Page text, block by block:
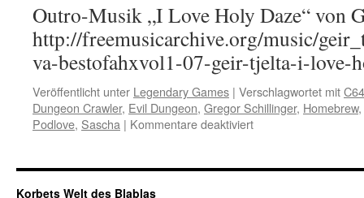
Outro-Musik „I Love Holy Daze“ von
http://freemusicarchive.org/music/
va-bestofahxvol1-07-geir-tjelta-i-love-
Veröffentlicht unter Legendary Games | Verschlagwortet mitC64
Dungeon Crawler, Evil Dungeon, Gregor Schillinger, Homebrew,
Podlove, Sascha | Kommentare deaktiviertfür
Gregor
Korbets Welt des Blablas